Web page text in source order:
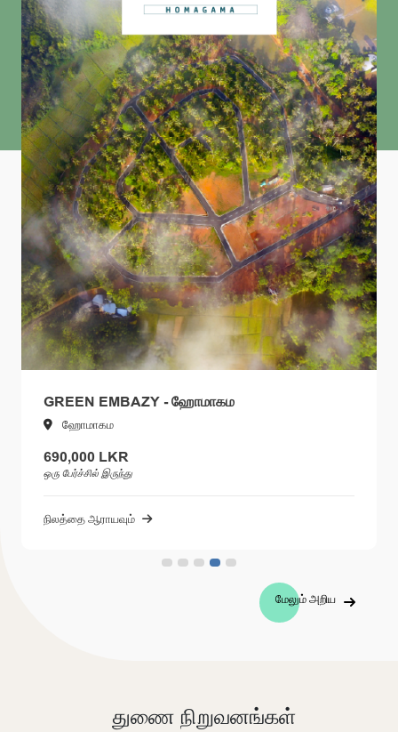
EMBAZY - ஹோமாகம
LKR
இருந்து
ஆராயவும்
மேலும் அறிய
துணை நிறுவனங்கள்